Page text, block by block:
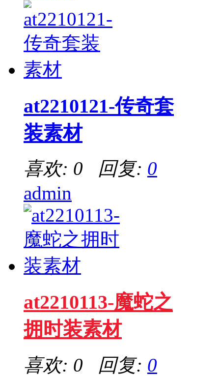
at2210121-传奇套
装素材
喜欢: 0 回复: 0
admin
at2210113-魔蛇之
拥时装素材
喜欢: 0 回复: 0